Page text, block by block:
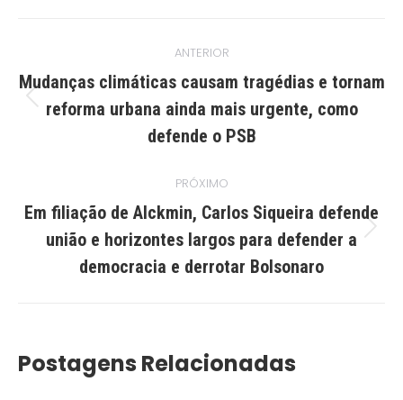
de
post:
ANTERIOR
Post
anterior:
Mudanças climáticas causam tragédias e tornam
reforma urbana ainda mais urgente, como
defende o PSB
PRÓXIMO
Próximo
post:
Em filiação de Alckmin, Carlos Siqueira defende
união e horizontes largos para defender a
democracia e derrotar Bolsonaro
Postagens Relacionadas